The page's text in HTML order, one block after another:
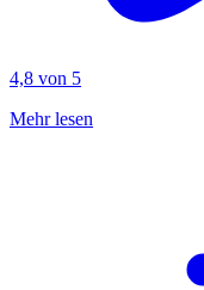
4,8 von 5
Mehr lesen